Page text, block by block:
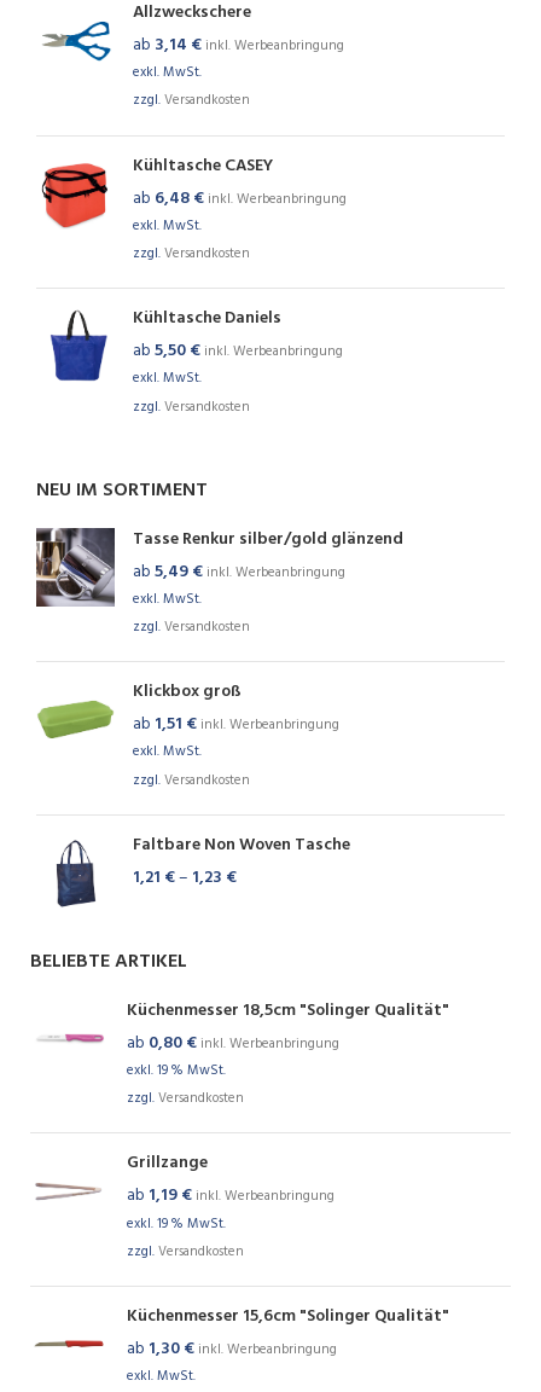
Allzweckschere
ab 3,14 € inkl. Werbeanbringung
exkl. MwSt.
zzgl.Versandkosten
Kühltasche CASEY
ab 6,48€ inkl. Werbeanbringung
exkl. MwSt.
zzgl.Versandkosten
Kühltasche Daniels
ab5,50€ inkl. Werbeanbringung
exkl. MwSt.
zzgl.Versandkosten
NEU IM SORTIMENT
Tasse Renkur silber/gold glänzend
ab5,49€ inkl. Werbeanbringung
exkl. MwSt.
zzgl.Versandkosten
Klickbox groß
ab 1,51 € inkl. Werbeanbringung
exkl. MwSt.
zzgl.Versandkosten
Faltbare Non Woven Tasche
1,21 €– 1,23 €
BELIEBTE ARTIKEL
Küchenmesser 18,5cm "Solinger Qualität"
ab 0,80€ inkl. Werbeanbringung
exkl. 19 % MwSt.
zzgl.Versandkosten
Grillzange
ab 1,19€ inkl. Werbeanbringung
exkl. 19 % MwSt.
zzgl.Versandkosten
Küchenmesser 15,6cm "Solinger Qualität"
ab 1,30€ inkl. Werbeanbringung
exkl. MwSt.